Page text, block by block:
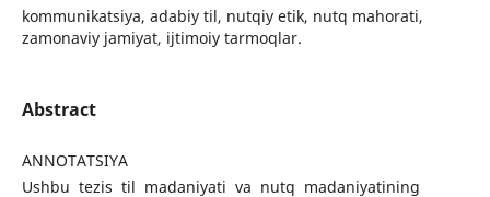
kommunikatsiya, adabiy til, nutqiy etik, nutq mahorati,
zamonaviy jamiyat, ijtimoiy tarmoqlar.
Abstract
ANNOTATSIYA
Ushbu tezis til madaniyati va nutq madaniyatining